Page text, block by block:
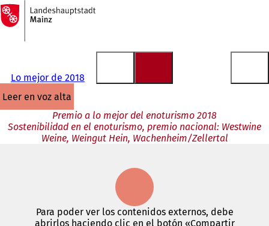
Saltar al contenido
A
la
página
Lo mejor de 2018
leer en voz alta
Premio a lo mejor del enoturismo 2018
Sostenibilidad en el enoturismo, premio nacional: Westwine
Weine, Weingut Hein, Wachenheim/Zellertal
Para poder ver los contenidos externos, debe
abrirlos haciendo clic en el botón «Compartir